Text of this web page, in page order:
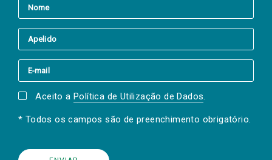
Aceito a Política de Utilização de Dados.
* Todos os campos são de preenchimento obrigatório.